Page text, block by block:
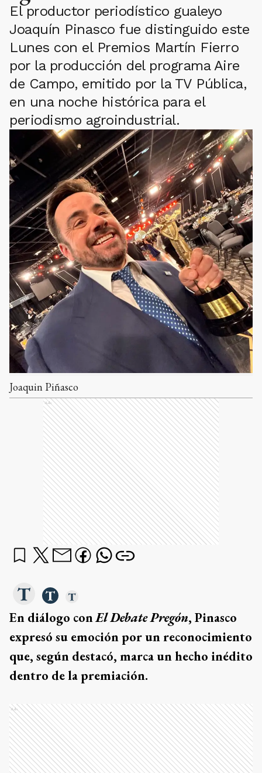
El productor periodístico gualeyo
Joaquín Pinasco fue distinguido este
Lunes con el Premios Martín Fierro
por la producción del programa Aire
de Campo, emitido por la TV Pública,
en una noche histórica para el
periodismo agroindustrial.
Joaquin Piñasco
Ads
En diálogo conEl Debate Pregón, Pinasco
expresó su emoción por un reconocimiento
que, según destacó, marca un hecho inédito
dentro de la premiación.
Ads